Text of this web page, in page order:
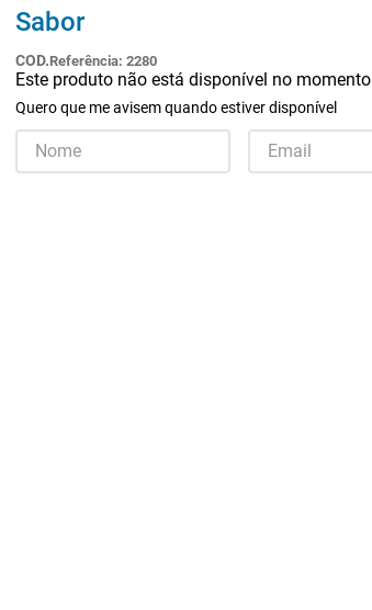
Sabor
Referência:2280
Este produto não está disponível no momento
Quero que me avisem quando estiver disponível